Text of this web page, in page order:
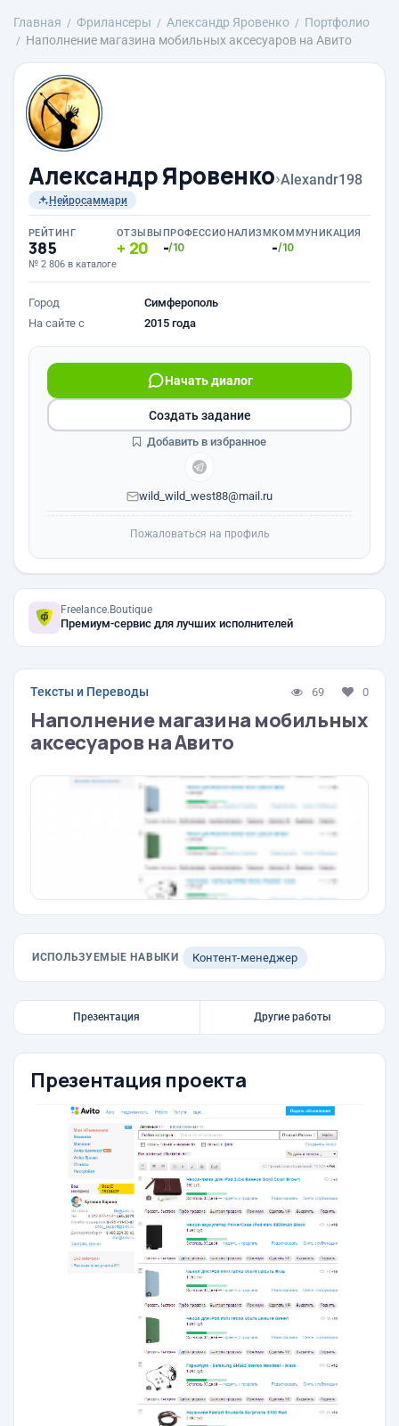
Главная Фрилансеры Александр Яровенко
Портфолио
Наполнение магазина мобильных аксесуаров на Авито
Александр Яровенко›Alexandr198
Нейросаммари
РЕЙТИНГ
385
№ 2 806 в каталоге
ОТЗЫВЫ
20
ПРОФЕССИОНАЛИЗМ
-/10
КОММУНИКАЦИЯ
-/10
Город
Симферополь
На сайте с
2015 года
Начать диалог
wild_wild_west88@mail.ru
Создать задание
Добавить в избранное
Пожаловаться на профиль
Freelance.Boutique
Премиум-сервис для лучших исполнителей
Тексты и Переводы 69 0
Наполнение магазина мобильных
аксесуаров на Авито
ИСПОЛЬЗУЕМЫЕ НАВЫКИ Контент-менеджер
Презентация Другие работы
Презентация проекта